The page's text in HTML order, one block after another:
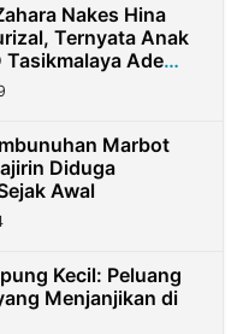
Nakes Hina
Ternyata Anak
Tasikmalaya Ade
Marbot
Diduga
Awal
Kecil: Peluang
Menjanjikan di